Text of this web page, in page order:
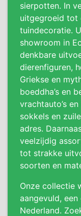
sierpotten. In
uitgegroeid tot
tuindecoratie.
showroom in
denkbare
dierenfiguren,
Griekse en
boeddha’s en
vrachtauto’s
sokkels en
adres.
veelzijdig
tot strakke
soorten en
Onze collectie
aangevuld,
Nederland.